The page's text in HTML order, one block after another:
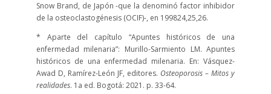
Snow Brand, de Japón -que la denominó factor inhibidor
de la osteoclastogénesis (OCIF)-, en 199824,25,26.
* Aparte del capítulo “Apuntes históricos de una
enfermedad milenaria”: Murillo-Sarmiento LM.Apuntes
históricos de una enfermedad milenaria. En:Vásquez-
Awad D, Ramírez-León JF, editores. Osteoporosis – Mitos y
realidades. 1a ed. Bogotá: 2021. p. 33-64.